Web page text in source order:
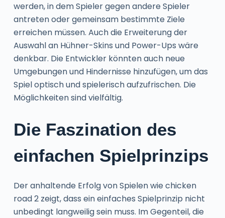
werden, in dem Spieler gegen andere Spieler
antreten oder gemeinsam bestimmte Ziele
erreichen müssen. Auch die Erweiterung der
Auswahl an Hühner-Skins und Power-Ups wäre
denkbar. Die Entwickler könnten auch neue
Umgebungen und Hindernisse hinzufügen, um das
Spiel optisch und spielerisch aufzufrischen. Die
Möglichkeiten sind vielfältig.
Die Faszination des
einfachen Spielprinzips
Der anhaltende Erfolg von Spielen wie chicken
road 2 zeigt, dass ein einfaches Spielprinzip nicht
unbedingt langweilig sein muss. Im Gegenteil, die